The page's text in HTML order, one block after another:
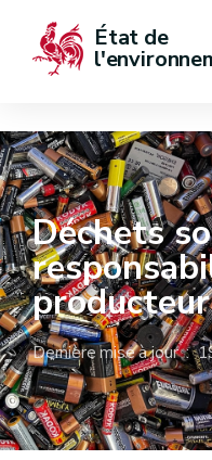
État de
Déchets
Dernière mise à jour :